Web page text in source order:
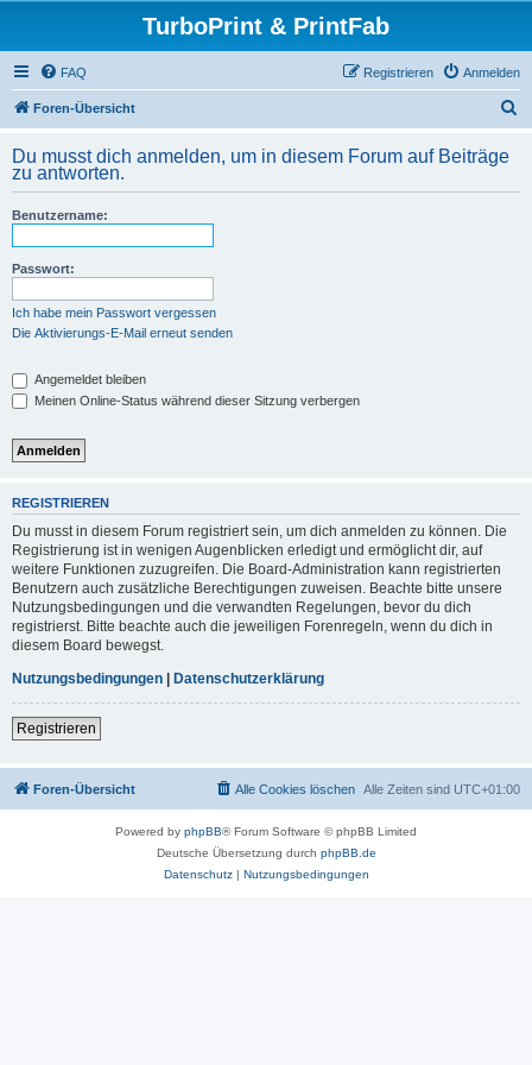
TurboPrint & PrintFab
FAQ Anmelden
Registrieren
Foren-Übersicht
h
Du musst dich anmelden, um in diesem Forum auf Beiträge
zu antworten.
Benutzername:
Passwort:
Ich habe mein Passwort vergessen
Die Aktivierungs-E-Mail erneut senden
Angemeldet bleiben
Meinen Online-Status während dieser Sitzung verbergen
REGISTRIEREN
Du musst in diesem Forum registriert sein, um dich anmelden zu können. Die
Registrierung ist in wenigen Augenblicken erledigt und ermöglicht dir, auf
weitere Funktionen zuzugreifen. Die Board-Administration kann registrierten
Benutzern auch zusätzliche Berechtigungen zuweisen. Beachte bitte unsere
Nutzungsbedingungen und die verwandten Regelungen, bevor du dich
registrierst. Bitte beachte auch die jeweiligen Forenregeln, wenn du dich in
diesem Board bewegst.
Nutzungsbedingungen | Datenschutzerklärung
Registrieren
Foren-Übersicht Alle Zeiten sind UTC+01:00
Alle Cookies löschen
Powered by phpBB® Forum Software © phpBB Limited
Deutsche Übersetzung durch phpBB.de
Datenschutz| Nutzungsbedingungen